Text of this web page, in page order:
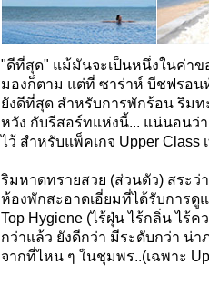
"ดีที่สุด" แม้มันจะเป็นหนึ่งในค่า
มองก็ตาม แต่ที่ ซาร่าห์ บีชฟรอน
ยังดีที่สุด สำหรับการพักร้อน ริมท
หวัง กับรีสอร์ทแห่งนี้... แน่นอนว่
ไว้ สำหรับแพ็คเกจ Upper Class
ริมหาดทรายสวย (ส่วนตัว) สระว่
ห้องพักสะอาดเอี่ยมที่ได้รับการดู
Top Hygiene (ไร้ฝุ่น ไร้กลิ่น ไร้
กว่าแล้ว ยังดีกว่า มีระดับกว่า น่
จากที่ไหน ๆ ในชุมพร..(เฉพาะ